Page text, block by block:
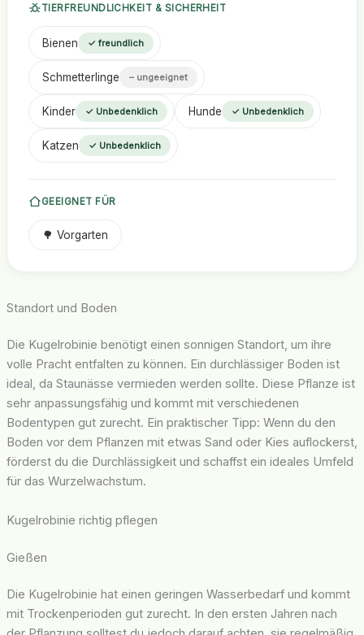
TIERFREUNDLICHKEIT & SICHERHEIT
Bienen ✓ freundlich
Schmetterlinge – ungeeignet
Kinder ✓ Unbedenklich Hunde ✓ Unbedenklich
Katzen ✓ Unbedenklich
GEEIGNET FÜR
🌳 Vorgarten
Standort und Boden
Die Kugelrobinie benötigt einen sonnigen Standort, um ihre
volle Pracht entfalten zu können. Ein durchlässiger Boden ist
ideal, da Staunässe vermieden werden sollte. Diese Pflanze ist
sehr anpassungsfähig und kommt mit verschiedenen
Bodentypen gut zurecht. Ein praktischer Tipp: Wenn du den
Boden vor dem Pflanzen mit etwas Sand oder Kies auflockerst,
förderst du die Durchlässigkeit und schaffst ein ideales Umfeld
für das Wurzelwachstum.
Kugelrobinie richtig pflegen
Gießen
Die Kugelrobinie hat einen geringen Wasserbedarf und kommt
mit Trockenperioden gut zurecht. In den ersten Jahren nach